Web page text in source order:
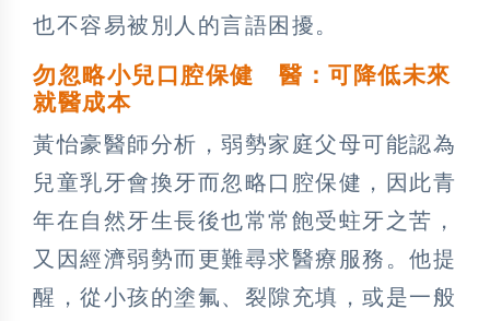
也不容易被別人的言語困擾。
勿忽略小兒口腔保健 醫：可降低未來
就醫成本
黃怡豪醫師分析，弱勢家庭父母可能認為
兒童乳牙會換牙而忽略口腔保健，因此青
年在自然牙生長後也常常飽受蛀牙之苦，
又因經濟弱勢而更難尋求醫療服務。他提
醒，從小孩的塗氟、裂隙充填，或是一般